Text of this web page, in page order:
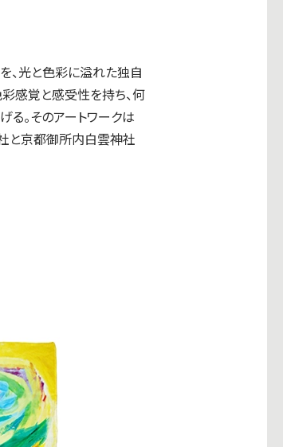
、光と色彩に溢れた独自
感覚と感受性を持ち、何
。そのアートワークは
と京都御所内白雲神社